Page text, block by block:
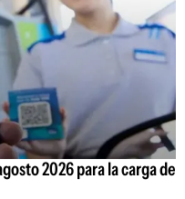
2026 para la carga de